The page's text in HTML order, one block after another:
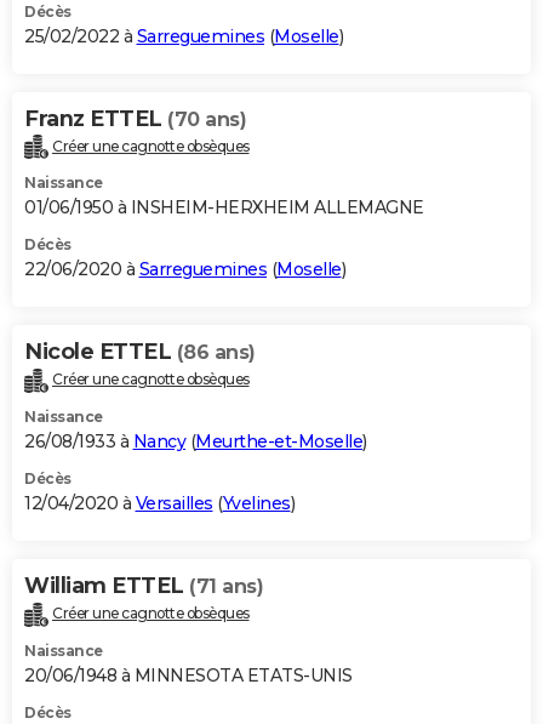
Décès
25/02/2022 à Sarreguemines (Moselle)
Franz ETTEL (70 ans)
Créer une cagnotte obsèques
Naissance
01/06/1950 à INSHEIM-HERXHEIM ALLEMAGNE
Décès
22/06/2020 à Sarreguemines (Moselle)
Nicole ETTEL (86 ans)
Créer une cagnotte obsèques
Naissance
26/08/1933 à Nancy(Meurthe-et-Moselle)
Décès
12/04/2020 à Versailles (Yvelines)
William ETTEL (71 ans)
Créer une cagnotte obsèques
Naissance
20/06/1948 à MINNESOTA ETATS-UNIS
Décès